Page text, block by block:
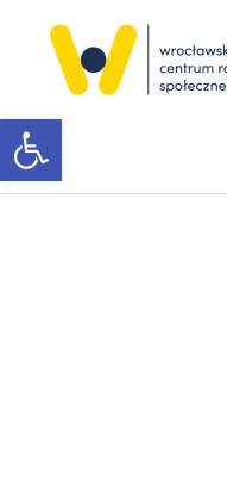
Otwórz pasek narzędzi